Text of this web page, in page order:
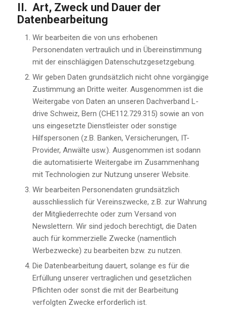
II. Art, Zweck und Dauer der
Datenbearbeitung
Wir bearbeiten die von uns erhobenen
Personendaten vertraulich und in Übereinstimmung
mit der einschlägigen Datenschutzgesetzgebung.
Wir geben Daten grundsätzlich nicht ohne vorgängige
Zustimmung an Dritte weiter. Ausgenommen ist die
Weitergabe von Daten an unseren Dachverband L-
drive Schweiz, Bern (CHE112.729.315) sowie an von
uns eingesetzte Dienstleister oder sonstige
Hilfspersonen (z.B. Banken, Versicherungen, IT-
Provider, Anwälte usw.). Ausgenommen ist sodann
die automatisierte Weitergabe im Zusammenhang
mit Technologien zur Nutzung unserer Website.
Wir bearbeiten Personendaten grundsätzlich
ausschliesslich für Vereinszwecke, z.B. zur Wahrung
der Mitgliederrechte oder zum Versand von
Newslettern. Wir sind jedoch berechtigt, die Daten
auch für kommerzielle Zwecke (namentlich
Werbezwecke) zu bearbeiten bzw. zu nutzen.
Die Datenbearbeitung dauert, solange es für die
Erfüllung unserer vertraglichen und gesetzlichen
Pflichten oder sonst die mit der Bearbeitung
verfolgten Zwecke erforderlich ist.